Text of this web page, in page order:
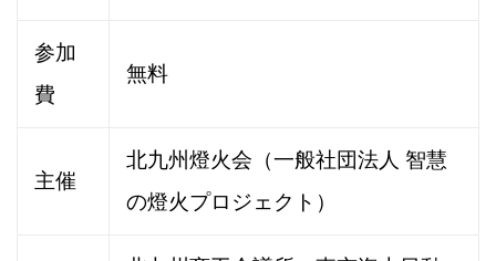
参加
費
無料
主催
北九州燈火会（一般社団法人 智慧
の燈火プロジェクト）